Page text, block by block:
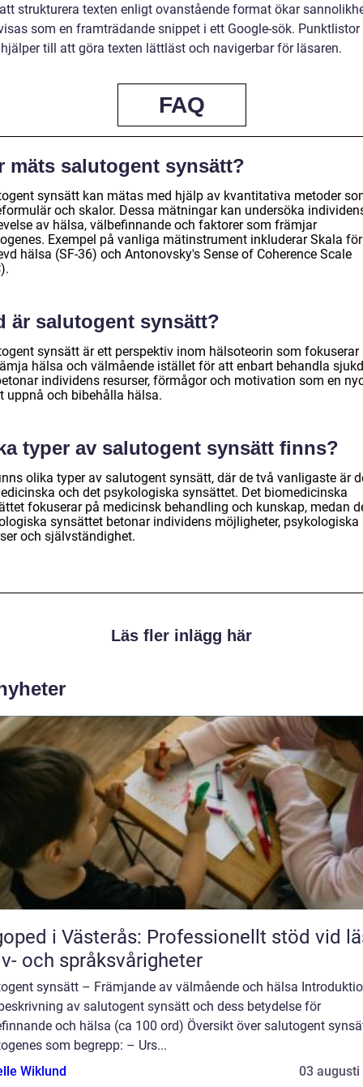
strukturera texten enligt ovanstående format ökar
som en framträdande snippet i ett Google-sök. Punktlistor
till att göra texten lättläst och navigerbar för läsaren.
FAQ
mäts salutogent synsätt?
synsätt kan mätas med hjälp av kvantitativa metoder
och skalor. Dessa mätningar kan undersöka
av hälsa, välbefinnande och faktorer som främjar
Exempel på vanliga mätinstrument inkluderar Skala för
hälsa (SF-36) och Antonovsky's Sense of Coherence Scale
är salutogent synsätt?
synsätt är ett perspektiv inom hälsoteorin som fokuserar
hälsa och välmående istället för att enbart behandla
individens resurser, förmågor och motivation som en
uppnå och bibehålla hälsa.
typer av salutogent synsätt finns?
olika typer av salutogent synsätt, där de två vanligaste är
och det psykologiska synsättet. Det biomedicinska
fokuserar på medicinsk behandling och kunskap, medan
synsättet betonar individens möjligheter, psykologiska
och självständighet.
Läs fler inlägg här
i Västerås: Professionellt stöd vid
och språksvårigheter
synsätt – Främjande av välmående och hälsa
av salutogent synsätt och dess betydelse för
och hälsa (ca 100 ord) Översikt över salutogent
som begrepp: – Urs...
Wiklund
03 augusti